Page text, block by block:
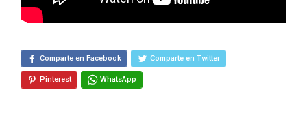
Comparte en Facebook Comparte en Twitter
Pinterest WhatsApp